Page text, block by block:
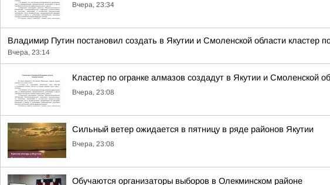
Вчера, 23:34
Владимир Путин постановил создать в Якутии и Смоленской области кластер
Вчера, 23:14
Кластер по огранке алмазов создадут в Якутии и Смоленской
Вчера, 23:08
Сильный ветер ожидается в пятницу в ряде районов Якутии
Вчера, 23:08
Обучаются организаторы выборов в Олекминском районе